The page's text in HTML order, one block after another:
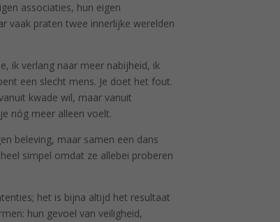
associaties, hun eigen
vaak praten twee innerlijke werelden
ik verlang naar meer nabijheid, ik
een slecht mens. Je doet het fout.
kwade wil, maar vanuit
nóg meer alleen voelt.
beleving, maar samen een dans
simpel omdat ze allebei proberen
het is bijna altijd het resultaat
hun gevoel van veiligheid,